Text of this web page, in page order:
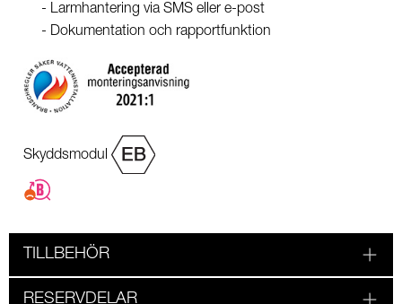
- Larmhantering via SMS eller e-post
- Dokumentation och rapportfunktion
Skyddsmodul
TILLBEHÖR
RESERVDELAR